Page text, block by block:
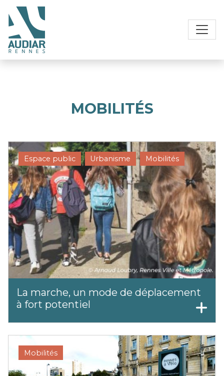
MOBILITÉS
Espace public Urbanisme Mobilités
La marche, un mode de déplacement
à fort potentiel
Mobilités